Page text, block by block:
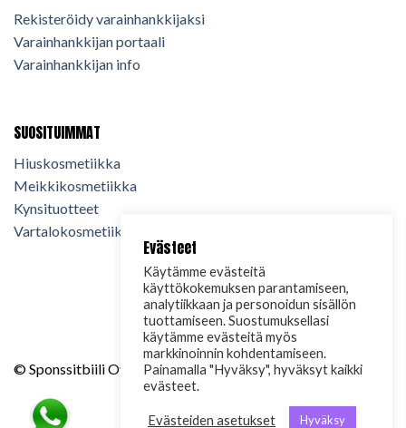
Rekisteröidy varainhankkijaksi
Varainhankkijan portaali
Varainhankkijan info
SUOSITUIMMAT
Hiuskosmetiikka
Meikkikosmetiikka
Kynsituotteet
Vartalokosmetiikka
© Sponssitbiili Oy. 2024. Kaikki oikeudet pidätetään.
Evästeet
Käytämme evästeitä
käyttökokemuksen parantamiseen,
analytiikkaan ja personoidun sisällön
tuottamiseen. Suostumuksellasi
käytämme evästeitä myös
markkinoinnin kohdentamiseen.
Painamalla "Hyväksy", hyväksyt kaikki
evästeet.
Evästeiden asetukset Hyväksy